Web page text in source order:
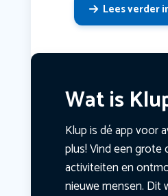
Lees verder
Wat is
Klup is dé app voor
plus! Vind een grote
activiteiten en
nieuwe mensen. Dit